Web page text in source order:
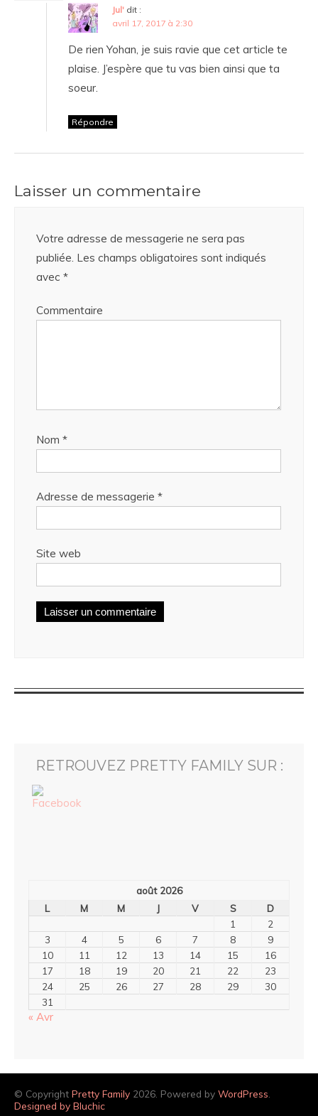
Jul' dit :
avril 17, 2017 à 2:30
De rien Yohan, je suis ravie que cet article te
plaise. J’espère que tu vas bien ainsi que ta
soeur.
Répondre
Laisser un commentaire
Votre adresse de messagerie ne sera pas
publiée. Les champs obligatoires sont indiqués
avec *
Commentaire
Nom *
Adresse de messagerie *
Site web
RETROUVEZ PRETTY FAMILY SUR :
août 2026
L
M M J V S
D
1
2
3
4 5 6 7 8
9
10
11 12 13 14 15
16
17
18 19 20 21 22
23
24
25 26 27 28 29
30
31
« Avr
© Copyright Pretty Family 2026. Powered by WordPress
Designed by Bluchic